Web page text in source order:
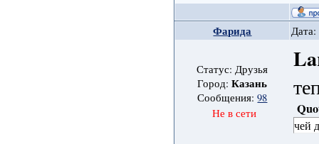
Фарида
Статус: Друзья
Город:Казань
Сообщения:98
Не в сети
чей